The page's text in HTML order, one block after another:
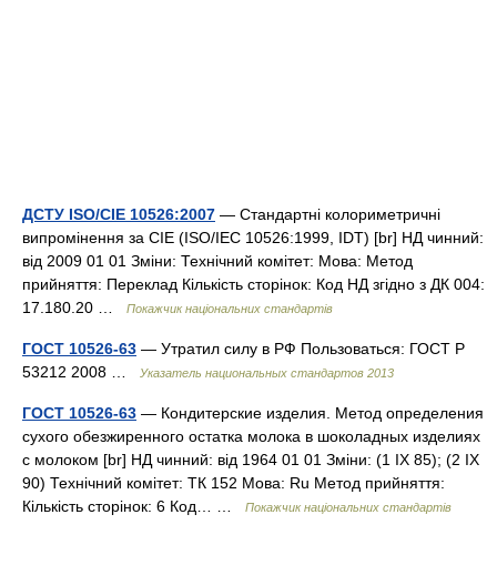
ДСТУ ISO/CIE 10526:2007 — Стандартні колориметричні
випромінення за СІЕ (ISO/IEC 10526:1999, IDT) [br] НД чинний:
від 2009 01 01 Зміни: Технічний комітет: Мова: Метод
прийняття: Переклад Кількість сторінок: Код НД згідно з ДК 004:
17.180.20 …
Покажчик національних стандартів
ГОСТ 10526-63 — Утратил силу в РФ Пользоваться: ГОСТ Р
53212 2008 …
Указатель национальных стандартов 2013
ГОСТ 10526-63 — Кондитерские изделия. Метод определения
сухого обезжиренного остатка молока в шоколадных изделиях
с молоком [br] НД чинний: від 1964 01 01 Зміни: (1 IX 85); (2 IX
90) Технічний комітет: ТК 152 Мова: Ru Метод прийняття:
Кількість сторінок: 6 Код… …
Покажчик національних стандартів